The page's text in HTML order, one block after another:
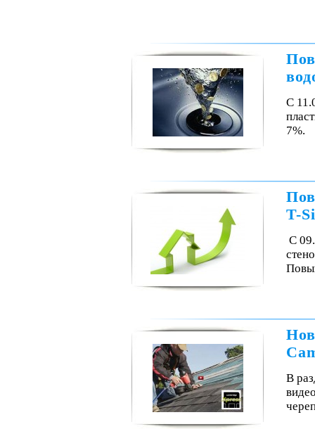
С
7%.
T-
С
В